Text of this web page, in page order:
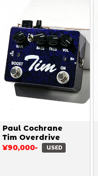
Paul Cochrane
Tim Overdrive
¥90,000-
USED